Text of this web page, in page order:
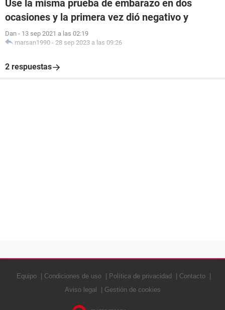
Use la misma prueba de embarazo en dos
ocasiones y la primera vez dió negativo y
Dan - 13 sep 2021 a las 02:19
marsan1990 - 28 sep 2023 a las 09:26
2 respuestas
Equipo Condiciones de uso Política de privacidad
Contacto
Aviso legal
Gestión de cookies